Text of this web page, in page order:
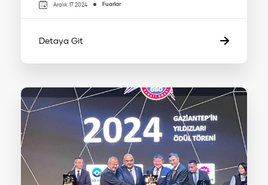
Aralık 17 2024 Fuarlar
Detaya Git